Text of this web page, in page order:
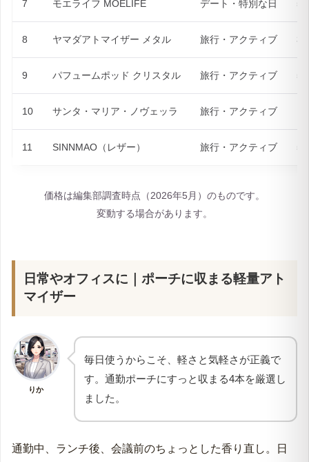
7 モエライフ MOELIFE デート・特別な日
8 ヤマダアトマイザー メタル 旅行・アクティブ
9 パフュームポッド クリスタル 旅行・アクティブ
10 サンタ・マリア・ノヴェッラ 旅行・アクティブ
11 SINNMAO（レザー） 旅行・アクティブ
価格は編集部調査時点（2026年5月）のものです。
変動する場合があります。
日常やオフィスに｜ポーチに収まる軽量アト
マイザー
りか
毎日使うからこそ、軽さと気軽さが正義で
す。通勤ポーチにすっと収まる4本を厳選し
ました。
通勤中、ランチ後、会議前のちょっとした香り直し。日